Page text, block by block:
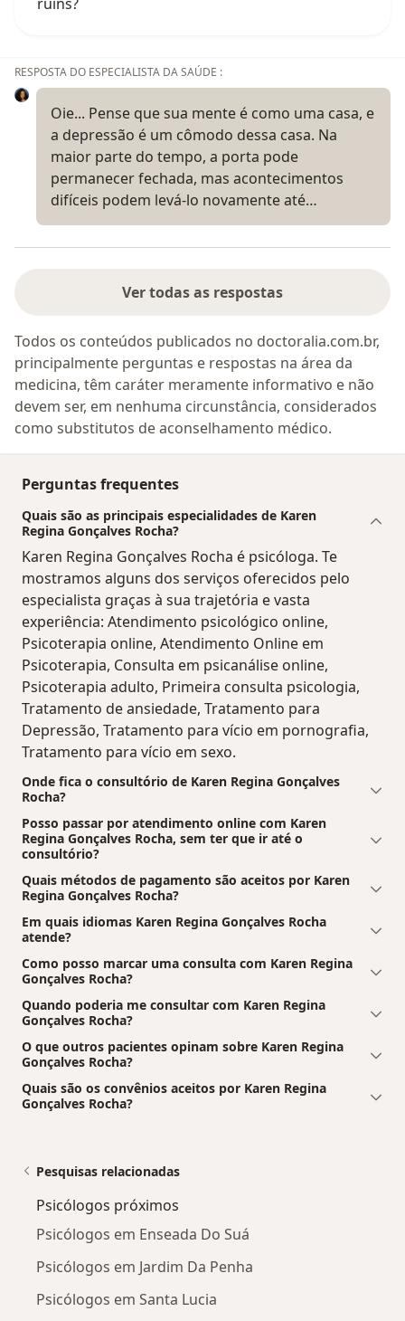
RESPOSTA DO ESPECIALISTA DA SAÚDE :
Oie... Pense que sua mente é como uma casa, e
a depressão é um cômodo dessa casa. Na
maior parte do tempo, a porta pode
permanecer fechada, mas acontecimentos
difíceis podem levá-lo novamente até…
Ver todas as respostas
Todos os conteúdos publicados no doctoralia.com.br,
principalmente perguntas e respostas na área da
medicina, têm caráter meramente informativo e não
devem ser, em nenhuma circunstância, considerados
como substitutos de aconselhamento médico.
Perguntas frequentes
Quais são as principais especialidades de Karen
Regina Gonçalves Rocha?
Karen Regina Gonçalves Rocha é psicóloga. Te
mostramos alguns dos serviços oferecidos pelo
especialista graças à sua trajetória e vasta
experiência: Atendimento psicológico online,
Psicoterapia online, Atendimento Online em
Psicoterapia, Consulta em psicanálise online,
Psicoterapia adulto, Primeira consulta psicologia,
Tratamento de ansiedade, Tratamento para
Depressão, Tratamento para vício em pornografia,
Tratamento para vício em sexo.
Onde fica o consultório de Karen Regina Gonçalves
Rocha?
Posso passar por atendimento online com Karen
Regina Gonçalves Rocha, sem ter que ir até o
consultório?
Quais métodos de pagamento são aceitos por Karen
Regina Gonçalves Rocha?
Em quais idiomas Karen Regina Gonçalves Rocha
atende?
Como posso marcar uma consulta com Karen Regina
Gonçalves Rocha?
Quando poderia me consultar com Karen Regina
Gonçalves Rocha?
O que outros pacientes opinam sobre Karen Regina
Gonçalves Rocha?
Quais são os convênios aceitos por Karen Regina
Gonçalves Rocha?
Pesquisas relacionadas
Psicólogos próximos
Psicólogos em Enseada Do Suá
Psicólogos em Jardim Da Penha
Psicólogos em Santa Lucia